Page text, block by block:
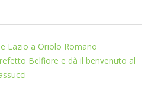
Lazio a Oriolo Romano
Belfiore e dà il benvenuto al